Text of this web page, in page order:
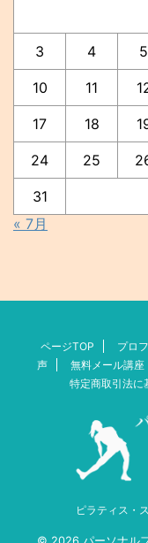
3 4 5
10 11
17 18
24 25
31
« 7月
ページTOP プロ
声
無料メール講座
特定商取引法に
ピラティス・